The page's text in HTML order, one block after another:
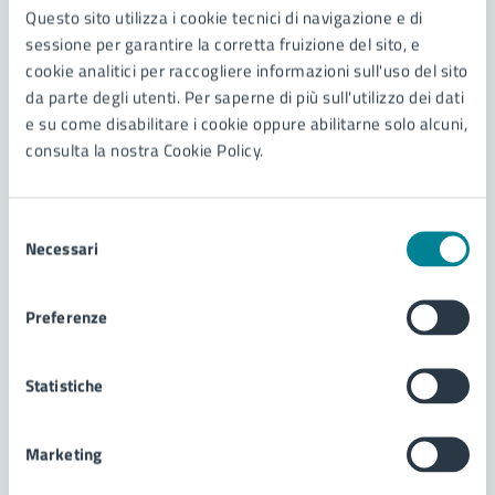
Questo sito utilizza i cookie tecnici di navigazione e di
sessione per garantire la corretta fruizione del sito, e
cookie analitici per raccogliere informazioni sull'uso del sito
da parte degli utenti. Per saperne di più sull'utilizzo dei dati
e su come disabilitare i cookie oppure abilitarne solo alcuni,
consulta la nostra Cookie Policy.
delNecessari
Preferenze
Statistiche
Marketing
Contenuti correlati
Servizi
Presentazione piano urbanistico attuativo
Sportello unico delle attività produttive - SUAP